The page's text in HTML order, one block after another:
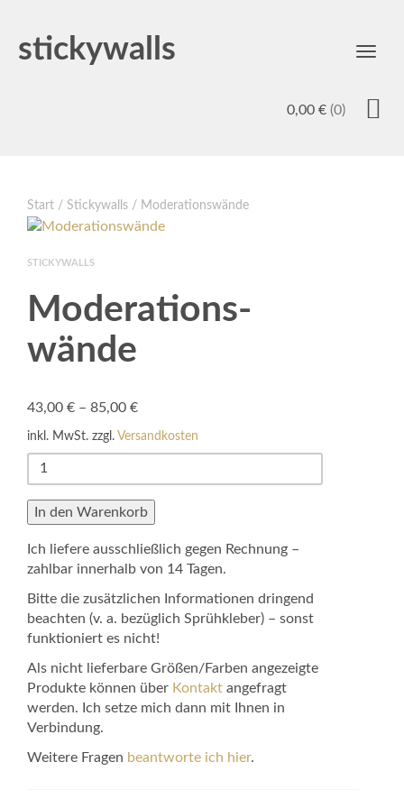
stickywalls
Toggle
0,00 € (0)
Start / Stickywalls / Moderations­wände
STICKYWALLS
Moderations­
wände
43,00 € – 85,00 €
inkl. MwSt. zzgl. Versandkosten
Moderations­
wände
Menge
In den Warenkorb
Ich liefere ausschließlich gegen Rechnung –
zahlbar innerhalb von 14 Tagen.
Bitte die zusätzlichen Informationen dringend
beachten (v. a. bezüglich Sprühkleber) – sonst
funktioniert es nicht!
Als nicht lieferbare Größen/Farben angezeigte
Produkte können über Kontakt angefragt
werden. Ich setze mich dann mit Ihnen in
Verbindung.
Weitere Fragen beantworte ich hier.